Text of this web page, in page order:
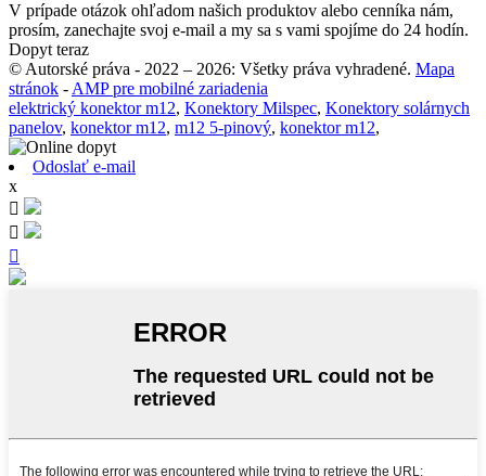
V prípade otázok ohľadom našich produktov alebo cenníka nám,
prosím, zanechajte svoj e-mail a my sa s vami spojíme do 24 hodín.
Dopyt teraz
© Autorské práva - 2022 – 2026: Všetky práva vyhradené. Mapa
stránok - AMP pre mobilné zariadenia
elektrický konektor m12, Konektory Milspec, Konektory solárnych
panelov, konektor m12, m12 5-pinový, konektor m12,
Odoslať e-mail
x


